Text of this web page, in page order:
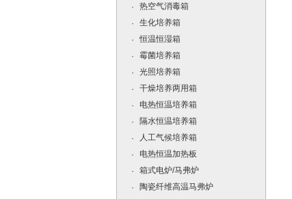
·
热空气消毒箱
·
生化培养箱
·
恒温恒湿箱
·
霉菌培养箱
·
光照培养箱
·
干燥培养两用箱
·
电热恒温培养箱
·
隔水恒温培养箱
·
人工气候培养箱
·
电热恒温加热板
·
箱式电炉/马弗炉
·
陶瓷纤维高温马弗炉